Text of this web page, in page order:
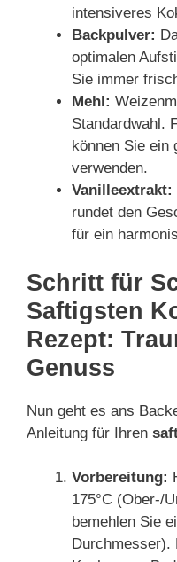
intensiveres
Backpulver:
optimalen
Sie immer
Mehl:
Standardwahl.
können Sie ein
verwenden.
Vanilleextrakt:
rundet den
für ein
Schritt für
Saftigsten
Rezept:
Genuss
Nun geht es ans
Anleitung für Ihren
Vorbereitung:
175°C (Ober-/
bemehlen Sie
Durchmesser).